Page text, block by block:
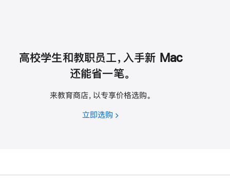
高校学生和教职员工，入手新 Mac
还能省一笔。
来教育商店，以专享价格选购。
立即选购 高